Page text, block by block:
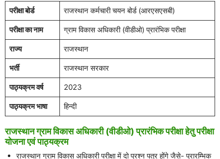
परीक्षा बोर्ड राजस्थान कर्मचारी चयन बोर्ड (आरएसएसबी)
परीक्षा का नाम ग्राम विकास अधिकारी (वीडीओ) प्रारंभिक परीक्षा
राज्य राजस्थान
भर्ती राजस्थान सरकार
पाठ्यक्रम वर्ष 2023
पाठ्यक्रम भाषा हिन्दी
राजस्थान ग्राम विकास अधिकारी (वीडीओ) प्रारंभिक परीक्षा हेतु परीक्षा
योजना एवं पाठ्यक्रम
राजस्थान ग्राम विकास अधिकारी परीक्षा में दो प्रश्न पत्र होंगे जैसे- प्रारम्भिक